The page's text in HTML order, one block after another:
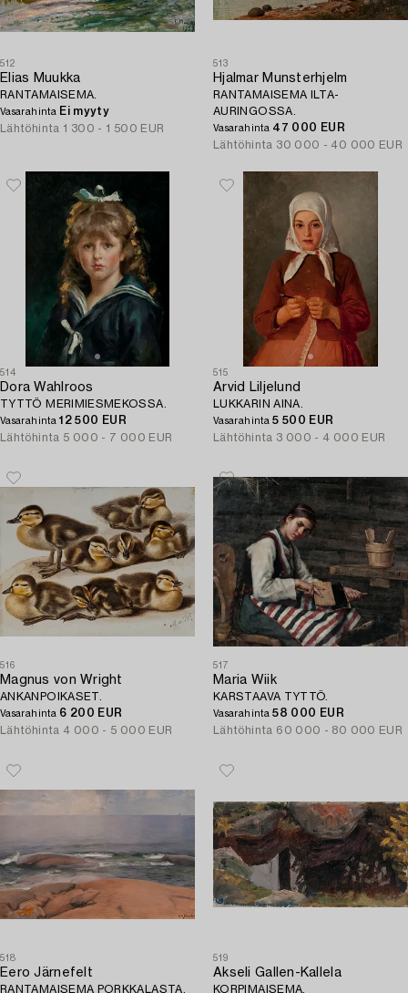
512
Elias Muukka
RANTAMAISEMA.
Vasarahinta Ei myyty
Lähtöhinta 1 300 - 1 500 EUR
513
Hjalmar Munsterhjelm
RANTAMAISEMA ILTA-
AURINGOSSA.
Vasarahinta 47 000 EUR
Lähtöhinta 30 000 - 40 000 EUR
514
Dora Wahlroos
TYTTÖ MERIMIESMEKOSSA.
Vasarahinta12 500 EUR
Lähtöhinta 5 000 - 7 000 EUR
515
Arvid Liljelund
LUKKARIN AINA.
Vasarahinta5 500 EUR
Lähtöhinta 3 000 - 4 000 EUR
516
Magnus von Wright
ANKANPOIKASET.
Vasarahinta 6 200 EUR
Lähtöhinta 4 000 - 5 000 EUR
517
Maria Wiik
KARSTAAVA TYTTÖ.
Vasarahinta58 000 EUR
Lähtöhinta 60 000 - 80 000 EUR
518
Eero Järnefelt
RANTAMAISEMA PORKKALASTA.
519
Akseli Gallen-Kallela
KORPIMAISEMA.